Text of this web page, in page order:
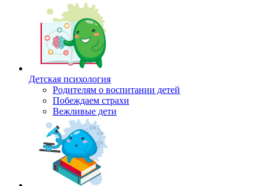
Детская психология
Родителям о воспитании детей
Побеждаем страхи
Вежливые дети